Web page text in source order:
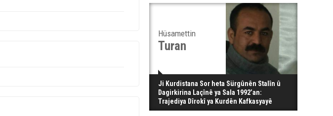
Hüsamettin
Turan
Ji Kurdistana Sor heta Sürgûnên Stalîn û
Dagirkirina Laçînê ya Sala 1992’an:
Trajediya Dîrokî ya Kurdên Kafkasyayê